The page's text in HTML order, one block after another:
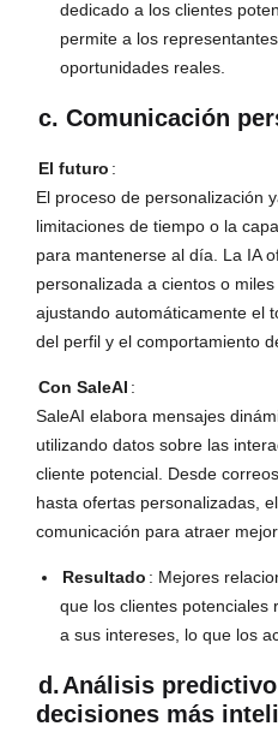
dedicado a los clientes
permite a los
oportunidades reales.
c. Comunicación
El futuro :
El proceso de personalización
limitaciones de tiempo o la
para mantenerse al día. La IA
personalizada a cientos o
ajustando automáticamente el
del perfil y el comportamiento
Con SaleAI :
SaleAI elabora mensajes
utilizando datos sobre las
cliente potencial. Desde
hasta ofertas personalizadas,
comunicación para atraer
Resultado : Mejores
que los clientes potenciales
a sus intereses, lo que los
d.Análisis
decisiones más